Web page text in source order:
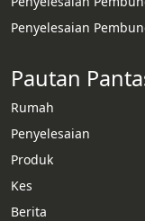
Penyelesaian
Pautan
Rumah
Penyelesaian
Produk
Kes
Berita